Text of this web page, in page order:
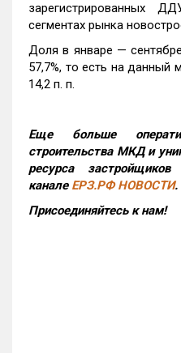
сегментах рынка
Доля в январе —
57,7%, то есть на данный
14,2 п. п.
Еще больше
строительства МКД и
ресурса
канале ЕРЗ.РФ НОВОСТИ.
Присоединяйтесь к нам!